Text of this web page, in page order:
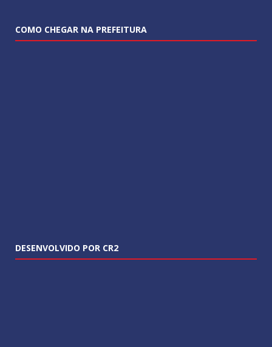
COMO CHEGAR NA PREFEITURA
DESENVOLVIDO POR CR2